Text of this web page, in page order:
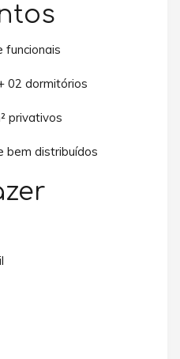
funcionais
02 dormitórios
privativos
bem distribuídos